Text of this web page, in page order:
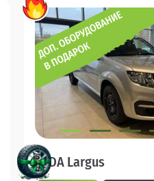
LADA Largus